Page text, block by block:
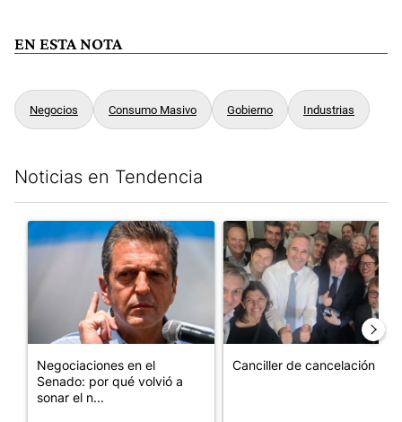
EN ESTA NOTA
Negocios Consumo Masivo Gobierno Industrias
Noticias en Tendencia
Un artículo de tendencia con el título "Negociaciones en el
Negociaciones en el
Senado: por qué volvió a
sonar el n...
Un artículo de tendencia con
Canciller de cancelación